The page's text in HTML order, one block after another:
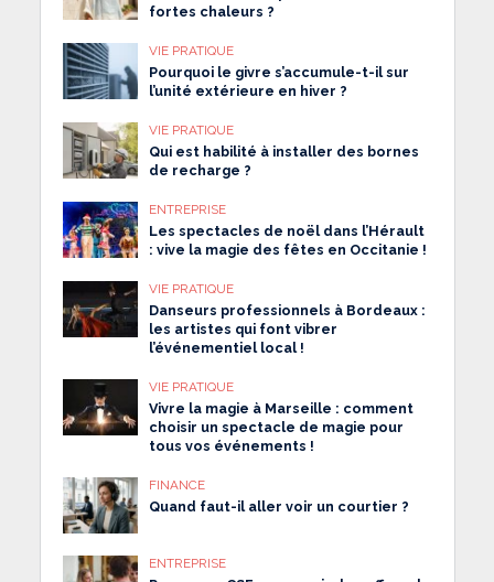
fortes chaleurs ?
VIE PRATIQUE
Pourquoi le givre s’accumule-t-il sur
l’unité extérieure en hiver ?
VIE PRATIQUE
Qui est habilité à installer des bornes
de recharge ?
ENTREPRISE
Les spectacles de noël dans l’Hérault
: vive la magie des fêtes en Occitanie !
VIE PRATIQUE
Danseurs professionnels à Bordeaux :
les artistes qui font vibrer
l’événementiel local !
VIE PRATIQUE
Vivre la magie à Marseille : comment
choisir un spectacle de magie pour
tous vos événements !
FINANCE
Quand faut-il aller voir un courtier ?
ENTREPRISE